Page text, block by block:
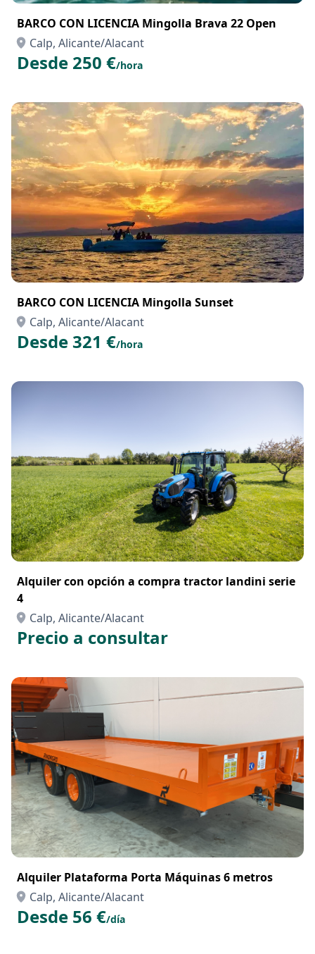
BARCO CON LICENCIA Mingolla Brava 22 Open
Calp, Alicante/Alacant
Desde 250 €/hora
BARCO CON LICENCIA Mingolla Sunset
Calp, Alicante/Alacant
Desde 321 €/hora
Alquiler con opción a compra tractor landini serie
4
Calp, Alicante/Alacant
Precio a consultar
Alquiler Plataforma Porta Máquinas 6 metros
Calp, Alicante/Alacant
Desde 56 €/día